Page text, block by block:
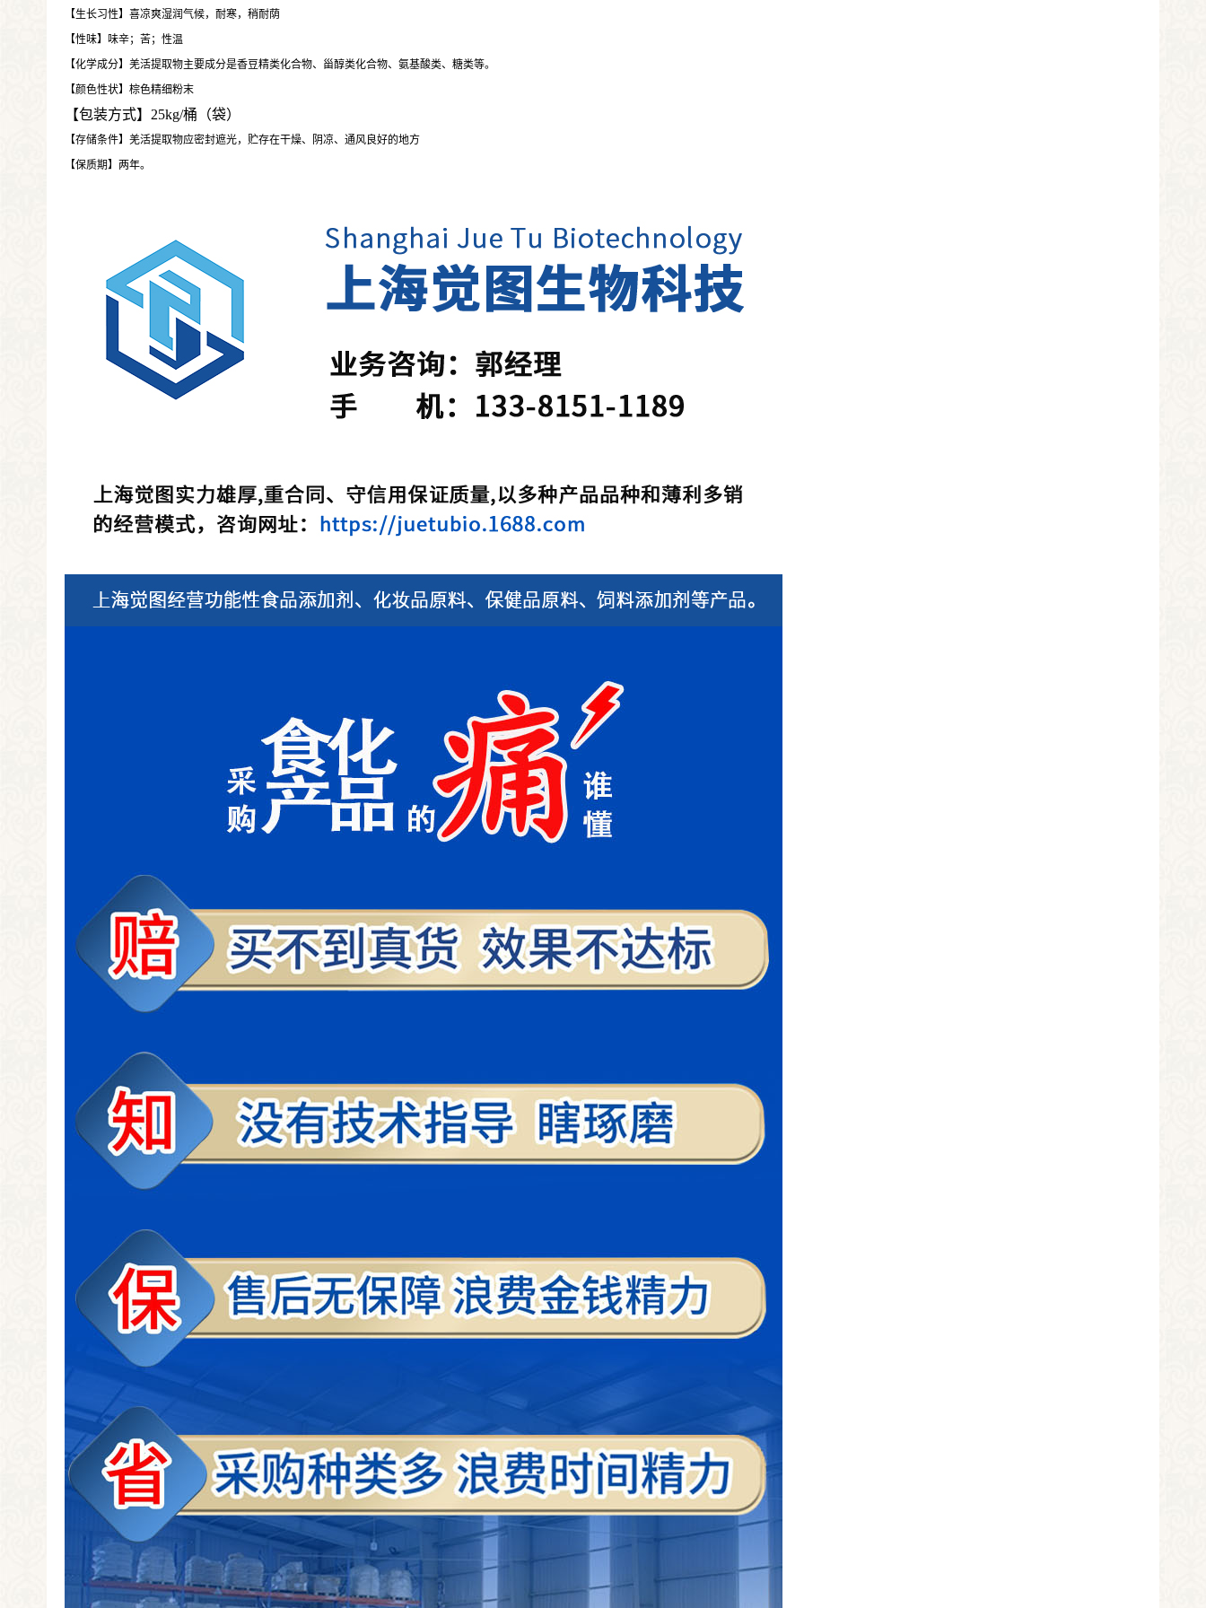
【生长习性】喜凉爽湿润气候，耐寒，稍耐荫
【性味】味辛；苦；性温
【化学成分】羌活提取物主要成分是香豆精类化合物、甾醇类化合物、氨基酸类、糖类等。
【颜色性状】棕色精细粉末
【包装方式】25kg/桶（袋）
【存储条件】羌活提取物应密封遮光，贮存在干燥、阴凉、通风良好的地方
【保质期】两年。